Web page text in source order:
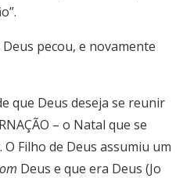
pecou, e novamente
que Deus deseja se reunir
– o Natal que se
Filho de Deus assumiu um
Deus e que era Deus (Jo